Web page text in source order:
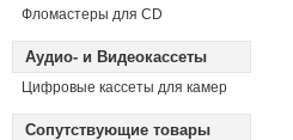
Фломастеры для CD
Аудио- и Видеокассеты
Цифровые кассеты для камер
Сопутствующие товары